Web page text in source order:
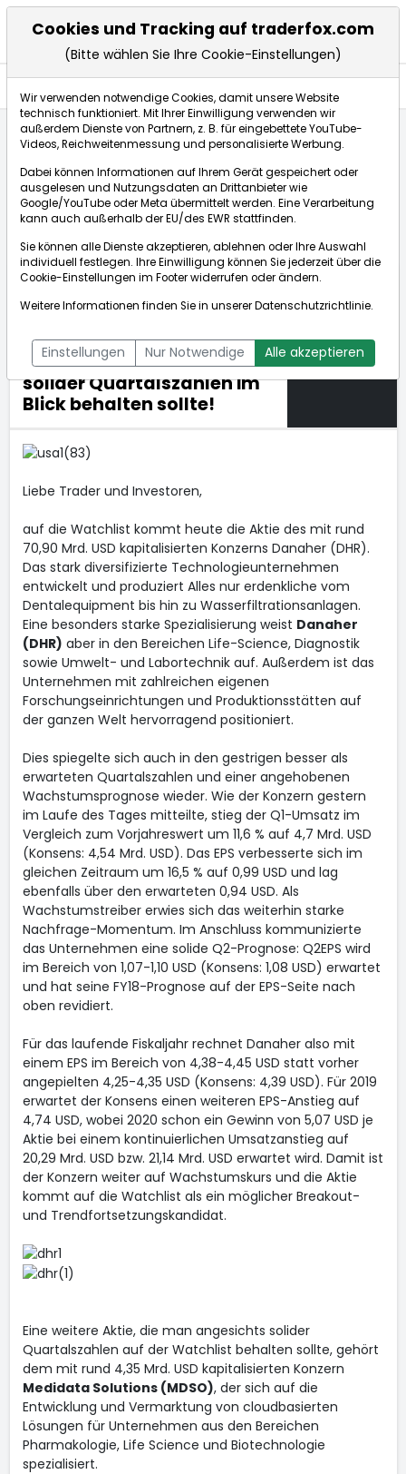
Global Trends USA: Danaher (DHR), Medidata Solutions
(MDSO) und Chemed (CHE) - drei Aktien, die man
angesichts solider Quartalszahlen im Blick behalten sollte!
Global Trends USA:
Danaher (DHR), Medidata
Chemed (CHE) - drei
Aktien, die man angesichts
solider Quartalszahlen im
Blick behalten sollte!
20.04.2018
um 16:55 Uhr
Liebe Trader und Investoren,
auf die Watchlist kommt heute die Aktie des mit rund
70,90 Mrd. USD kapitalisierten Konzerns Danaher (DHR).
Das stark diversifizierte Technologieunternehmen
entwickelt und produziert Alles nur erdenkliche vom
Dentalequipment bis hin zu Wasserfiltrationsanlagen.
Eine besonders starke Spezialisierung weist Danaher
(DHR) aber in den Bereichen Life-Science, Diagnostik
sowie Umwelt- und Labortechnik auf. Außerdem ist das
Unternehmen mit zahlreichen eigenen
Forschungseinrichtungen und Produktionsstätten auf
der ganzen Welt hervorragend positioniert.
Dies spiegelte sich auch in den gestrigen besser als
erwarteten Quartalszahlen und einer angehobenen
Wachstumsprognose wieder. Wie der Konzern gestern
im Laufe des Tages mitteilte, stieg der Q1-Umsatz im
Vergleich zum Vorjahreswert um 11,6 % auf 4,7 Mrd. USD
(Konsens: 4,54 Mrd. USD). Das EPS verbesserte sich im
gleichen Zeitraum um 16,5 % auf 0,99 USD und lag
ebenfalls über den erwarteten 0,94 USD. Als
Wachstumstreiber erwies sich das weiterhin starke
Nachfrage-Momentum. Im Anschluss kommunizierte
das Unternehmen eine solide Q2-Prognose: Q2EPS wird
im Bereich von 1,07-1,10 USD (Konsens: 1,08 USD) erwartet
und hat seine FY18-Prognose auf der EPS-Seite nach
oben revidiert.
Für das laufende Fiskaljahr rechnet Danaher also mit
einem EPS im Bereich von 4,38-4,45 USD statt vorher
angepielten 4,25-4,35 USD (Konsens: 4,39 USD). Für 2019
erwartet der Konsens einen weiteren EPS-Anstieg auf
4,74 USD, wobei 2020 schon ein Gewinn von 5,07 USD je
Aktie bei einem kontinuierlichen Umsatzanstieg auf
20,29 Mrd. USD bzw. 21,14 Mrd. USD erwartet wird. Damit ist
der Konzern weiter auf Wachstumskurs und die Aktie
kommt auf die Watchlist als ein möglicher Breakout-
und Trendfortsetzungskandidat.
Eine weitere Aktie, die man angesichts solider
Quartalszahlen auf der Watchlist behalten sollte, gehört
dem mit rund 4,35 Mrd. USD kapitalisierten Konzern
Medidata Solutions (MDSO), der sich auf die
Entwicklung und Vermarktung von cloudbasierten
Lösungen für Unternehmen aus den Bereichen
Pharmakologie, Life Science und Biotechnologie
spezialisiert.
Cookies und Tracking auf traderfox.com
(Bitte wählen Sie Ihre Cookie-Einstellungen)
Wir verwenden notwendige Cookies, damit unsere Website
technisch funktioniert. Mit Ihrer Einwilligung verwenden wir
außerdem Dienste von Partnern, z. B. für eingebettete YouTube-
Videos, Reichweitenmessung und personalisierte Werbung.
Dabei können Informationen auf Ihrem Gerät gespeichert oder
ausgelesen und Nutzungsdaten an Drittanbieter wie
Google/YouTube oder Meta übermittelt werden. Eine Verarbeitung
kann auch außerhalb der EU/des EWR stattfinden.
Sie können alle Dienste akzeptieren, ablehnen oder Ihre Auswahl
individuell festlegen. Ihre Einwilligung können Sie jederzeit über die
Cookie-Einstellungen im Footer widerrufen oder ändern.
Weitere Informationen finden Sie in unsererDatenschutzrichtlinie.
Einstellungen Nur Notwendige Alle akzeptieren